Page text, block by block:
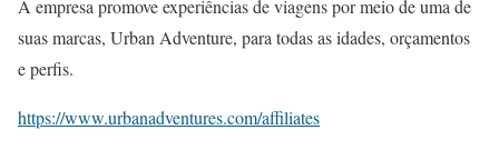
A empresa promove experiências de viagens por meio de uma de
suas marcas, Urban Adventure, para todas as idades, orçamentos
e perfis.
https://www.urbanadventures.com/affiliates